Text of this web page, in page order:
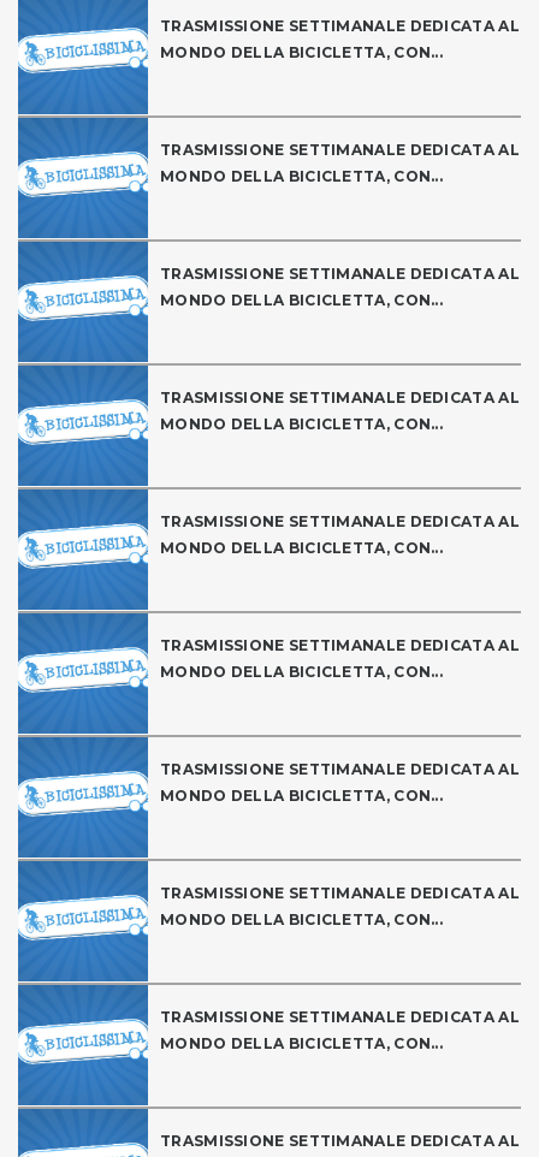
TRASMISSIONE SETTIMANALE DEDICATA AL
MONDO DELLA BICICLETTA, CON...
TRASMISSIONE SETTIMANALE DEDICATA AL
MONDO DELLA BICICLETTA, CON...
TRASMISSIONE SETTIMANALE DEDICATA AL
MONDO DELLA BICICLETTA, CON...
TRASMISSIONE SETTIMANALE DEDICATA AL
MONDO DELLA BICICLETTA, CON...
TRASMISSIONE SETTIMANALE DEDICATA AL
MONDO DELLA BICICLETTA, CON...
TRASMISSIONE SETTIMANALE DEDICATA AL
MONDO DELLA BICICLETTA, CON...
TRASMISSIONE SETTIMANALE DEDICATA AL
MONDO DELLA BICICLETTA, CON...
TRASMISSIONE SETTIMANALE DEDICATA AL
MONDO DELLA BICICLETTA, CON...
TRASMISSIONE SETTIMANALE DEDICATA AL
MONDO DELLA BICICLETTA, CON...
TRASMISSIONE SETTIMANALE DEDICATA AL